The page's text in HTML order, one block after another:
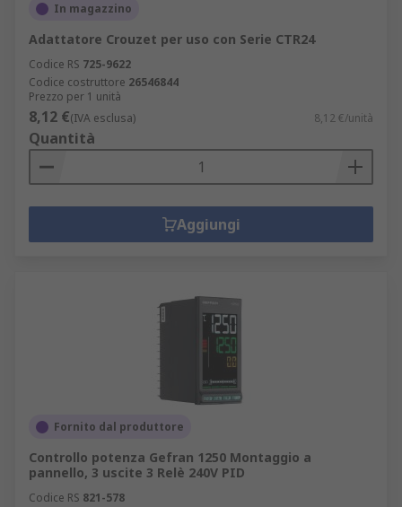
In magazzino
Adattatore Crouzet per uso con Serie CTR24
Codice RS 725-9622
Codice costruttore 26546844
Prezzo per 1 unità
8,12 €(IVA esclusa) 8,12 €/unità
Quantità
Aggiungi
Fornito dal produttore
Controllo potenza Gefran 1250 Montaggio a
pannello, 3 uscite 3 Relè 240V PID
Codice RS 821-578